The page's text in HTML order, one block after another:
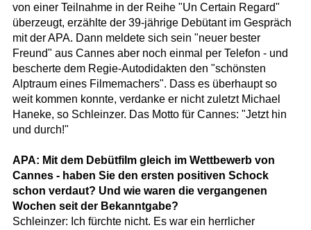
von einer Teilnahme in der Reihe "Un Certain Regard"
überzeugt, erzählte der 39-jährige Debütant im Gespräch
mit der APA. Dann meldete sich sein "neuer bester
Freund" aus Cannes aber noch einmal per Telefon - und
bescherte dem Regie-Autodidakten den "schönsten
Alptraum eines Filmemachers". Dass es überhaupt so
weit kommen konnte, verdanke er nicht zuletzt Michael
Haneke, so Schleinzer. Das Motto für Cannes: "Jetzt hin
und durch!"
APA: Mit dem Debütfilm gleich im Wettbewerb von
Cannes - haben Sie den ersten positiven Schock
schon verdaut? Und wie waren die vergangenen
Wochen seit der Bekanntgabe?
Schleinzer: Ich fürchte nicht. Es war ein herrlicher